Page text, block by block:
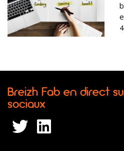
Breizh Fab en direct
sociaux